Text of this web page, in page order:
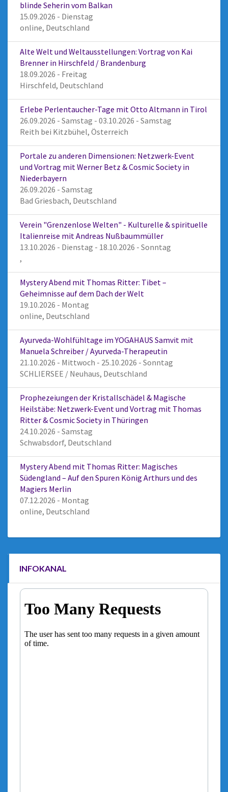
blinde Seherin vom Balkan
15.09.2026 - Dienstag
online, Deutschland
Alte Welt und Weltausstellungen: Vortrag von Kai
Brenner in Hirschfeld / Brandenburg
18.09.2026 - Freitag
Hirschfeld, Deutschland
Erlebe Perlentaucher-Tage mit Otto Altmann in Tirol
26.09.2026 - Samstag - 03.10.2026 - Samstag
Reith bei Kitzbühel, Österreich
Portale zu anderen Dimensionen: Netzwerk-Event
und Vortrag mit Werner Betz & Cosmic Society in
Niederbayern
26.09.2026 - Samstag
Bad Griesbach, Deutschland
Verein "Grenzenlose Welten" - Kulturelle & spirituelle
Italienreise mit Andreas Nußbaummüller
13.10.2026 - Dienstag - 18.10.2026 - Sonntag
,
Mystery Abend mit Thomas Ritter: Tibet –
Geheimnisse auf dem Dach der Welt
19.10.2026 - Montag
online, Deutschland
Ayurveda-Wohlfühltage im YOGAHAUS Samvit mit
Manuela Schreiber / Ayurveda-Therapeutin
21.10.2026 - Mittwoch - 25.10.2026 - Sonntag
SCHLIERSEE / Neuhaus, Deutschland
Prophezeiungen der Kristallschädel & Magische
Heilstäbe: Netzwerk-Event und Vortrag mit Thomas
Ritter & Cosmic Society in Thüringen
24.10.2026 - Samstag
Schwabsdorf, Deutschland
Mystery Abend mit Thomas Ritter: Magisches
Südengland – Auf den Spuren König Arthurs und des
Magiers Merlin
07.12.2026 - Montag
online, Deutschland
INFOKANAL